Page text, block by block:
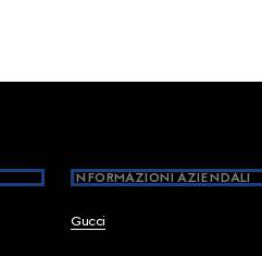
INFORMAZIONI AZIENDALI
Gucci